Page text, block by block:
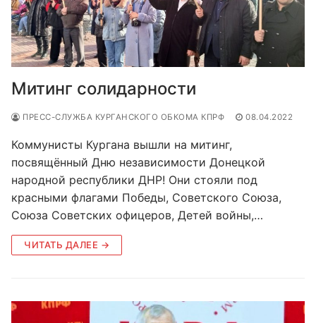
Митинг солидарности
ПРЕСС-СЛУЖБА КУРГАНСКОГО ОБКОМА КПРФ 08.04.2022
Коммунисты Кургана вышли на митинг,
посвящённый Дню независимости Донецкой
народной республики ДНР! Они стояли под
красными флагами Победы, Советского Союза,
Союза Советских офицеров, Детей войны,…
ЧИТАТЬ ДАЛЕЕ →